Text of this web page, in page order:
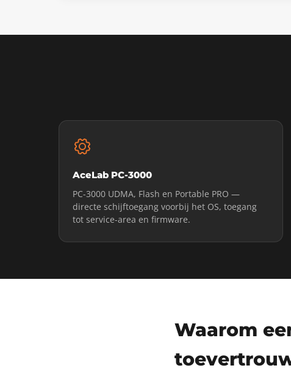
AceLab PC-3000
PC-3000 UDMA, Flash en Portable PRO —
directe schijftoegang voorbij het OS, toegang
tot service-area en firmware.
Waarom